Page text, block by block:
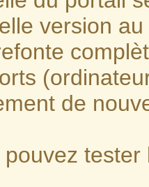
version au
de
pouvez